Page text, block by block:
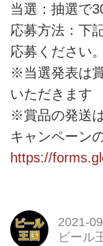
当選：抽選で
応募方法：下
応募ください。
※当選発表は
いただきます
※賞品の発送
キャンペーン
https://
2021-
ビール